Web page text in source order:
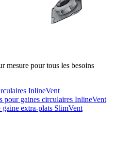
mesure pour tous les besoins
InlineVent
pour gaines circulaires InlineVent
extra-plats SlimVent